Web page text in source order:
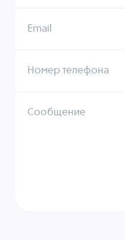
Email
Номер телефона
Сообщение